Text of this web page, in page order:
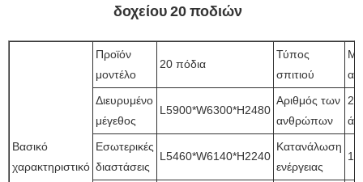
δοχείου 20 ποδιών
Βασικό
χαρακτηριστικό
Προϊόν
μοντέλο
20 πόδια
Τύπος
σπιτιού
Διευρυμένο
μέγεθος
L5900*W6300*H2480
Αριθμός των
ανθρώπων
Εσωτερικές
διαστάσεις
L5460*W6140*H2240
Κατανάλωση
ενέργειας
12